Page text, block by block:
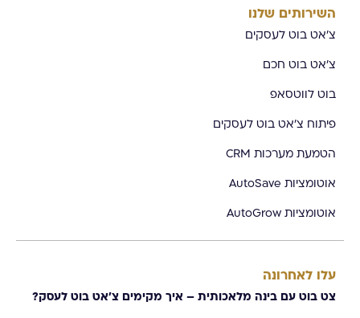
השירותים שלנו
צ'אט בוט לעסקים
צ'אט בוט חכם
בוט לווטסאפ
פיתוח צ'אט בוט לעסקים
הטמעת מערכות CRM
אוטומציות AutoSave
אוטומציות AutoGrow
עלו לאחרונה
צט בוט עם בינה מלאכותית – איך מקימים צ׳אט בוט לעסק?